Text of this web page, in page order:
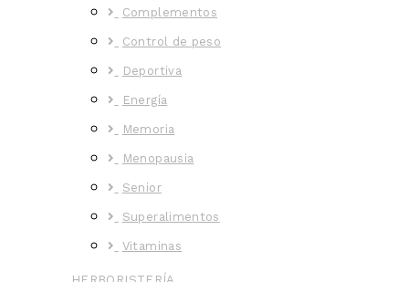
Complementos
Control de peso
Deportiva
Energía
Memoria
Menopausia
Senior
Superalimentos
Vitaminas